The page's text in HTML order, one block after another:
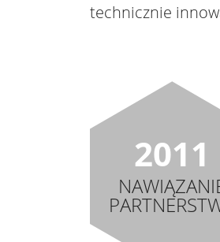
technicznie
2011